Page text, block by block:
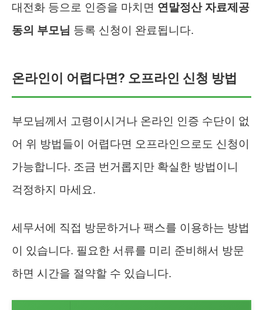
대전화 등으로 인증을 마치면 연말정산 자료제공
동의 부모님 등록 신청이 완료됩니다.
온라인이 어렵다면? 오프라인 신청 방법
부모님께서 고령이시거나 온라인 인증 수단이 없
어 위 방법들이 어렵다면 오프라인으로도 신청이
가능합니다. 조금 번거롭지만 확실한 방법이니
걱정하지 마세요.
세무서에 직접 방문하거나 팩스를 이용하는 방법
이 있습니다. 필요한 서류를 미리 준비해서 방문
하면 시간을 절약할 수 있습니다.